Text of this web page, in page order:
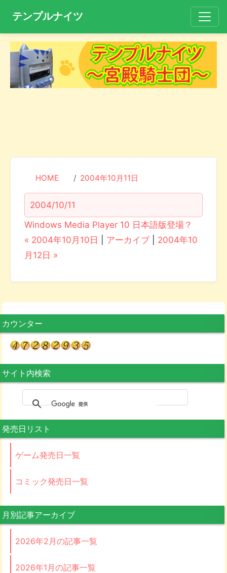
テンプルナイツ
HOME 2004年10月11日
2004/10/11
Windows Media Player 10 日本語版登場？
« 2004年10月10日
アーカイブ
2004年10
月12日 »
カウンター
サイト内検索
発売日リスト
ゲーム発売日一覧
コミック発売日一覧
月別記事アーカイブ
2026年2月の記事一覧
2026年1月の記事一覧